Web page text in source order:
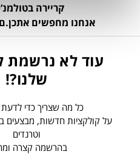
קריירה
אנחנו מחפשים
עוד לא נרשמת
שלנו?!
כל מה שצריך כדי
על קולקציות חדשות, מבצעים
וטרנדים
בהרשמה קצרה